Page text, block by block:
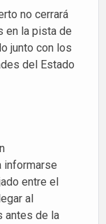
no cerrará
en la pista de
junto con los
del Estado
informarse
entre el
al
antes de la